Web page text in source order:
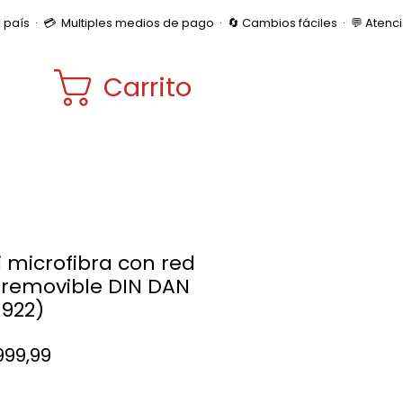
Carrito
microfibra con red
DIN DAN